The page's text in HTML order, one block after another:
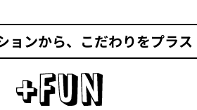
ョンから、こだわりをプラス